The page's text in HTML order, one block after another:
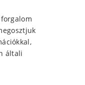
általi